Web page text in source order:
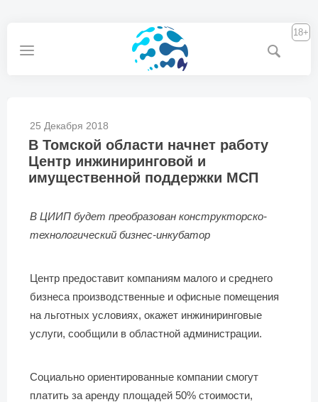
18+
25 Декабря 2018
В Томской области начнет работу
Центр инжиниринговой и
имущественной поддержки МСП
В ЦИИП будет преобразован конструкторско-
технологический бизнес-инкубатор
Центр предоставит компаниям малого и среднего
бизнеса производственные и офисные помещения
на льготных условиях, окажет инжиниринговые
услуги, сообщили в областной администрации.
Социально ориентированные компании смогут
платить за аренду площадей 50% стоимости,